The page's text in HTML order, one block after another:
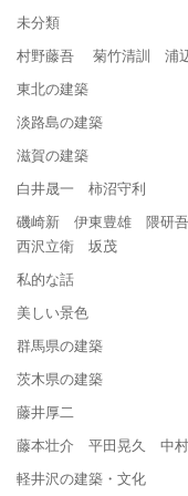
未分類
村野藤吾 菊竹清訓 浦
東北の建築
淡路島の建築
滋賀の建築
白井晟一 柿沼守利
磯崎新 伊東豊雄 隈研
西沢立衛 坂茂
私的な話
美しい景色
群馬県の建築
茨木県の建築
藤井厚二
藤本壮介 平田晃久 中
軽井沢の建築・文化